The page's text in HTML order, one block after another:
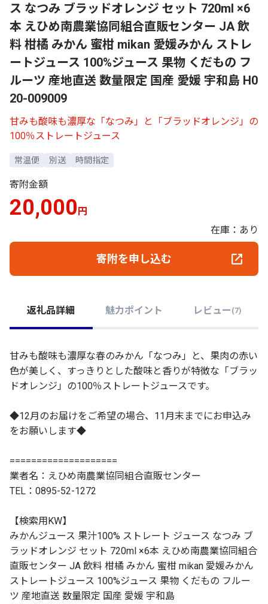
ス なつみ ブラッドオレンジ セット 720ml ×6
本 えひめ南農業協同組合直販センター JA 飲
料 柑橘 みかん 蜜柑 mikan 愛媛みかん ストレ
ートジュース 100%ジュース 果物 くだもの フ
ルーツ 産地直送 数量限定 国産 愛媛 宇和島 H0
20-009009
甘みも酸味も濃厚な「なつみ」と「ブラッドオレンジ」の
100％ストレートジュース
常温便 別送 時間指定
寄附金額
20,000 円
在庫：あり
寄附を申し込む
返礼品詳細 魅力ポイント レビュー (7)
甘みも酸味も濃厚な春のみかん「なつみ」と、果肉の赤い
色が美しく、すっきりとした酸味と香りが特徴な「ブラッ
ドオレンジ」の100％ストレートジュースです。
◆12月のお届けをご希望の場合、11月末までにお申込み
をお願いします◆
====================
業者名：えひめ南農業協同組合直販センター
TEL：0895-52-1272
【検索用KW】
みかんジュース 果汁100% ストレート ジュース なつみ ブ
ラッドオレンジ セット 720ml ×6本 えひめ南農業協同組合
直販センター JA 飲料 柑橘 みかん 蜜柑 mikan 愛媛みかん
ストレートジュース 100%ジュース 果物 くだもの フルー
ツ 産地直送 数量限定 国産 愛媛 宇和島